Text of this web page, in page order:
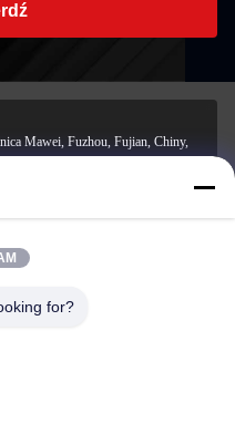
Mawei, Fuzhou, Fujian, Chiny,
for?